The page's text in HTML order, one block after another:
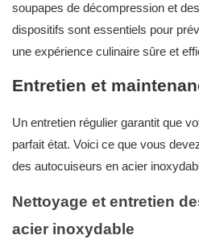
soupapes de décompression et
dispositifs sont essentiels pour
une expérience culinaire sûre et
Entretien et
Un entretien régulier garantit que
parfait état. Voici ce que vous
des autocuiseurs en acier
Nettoyage et entretien
acier inoxydable